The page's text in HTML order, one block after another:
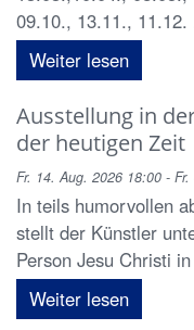
09.10., 13.11., 11.12.
Weiter lesen
Ausstellung in
der heutigen Zeit
Fr. 14. Aug. 2026 18:00 -
In teils humorvollen
stellt der Künstler
Person Jesu Christi
Weiter lesen